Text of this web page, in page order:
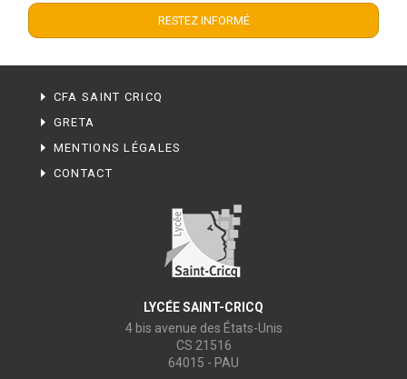
CFA SAINT CRICQ
GRETA
MENTIONS LÉGALES
CONTACT
LYCÉE SAINT-CRICQ
4 bis avenue des États-Unis
CS 21516
64015 - PAU